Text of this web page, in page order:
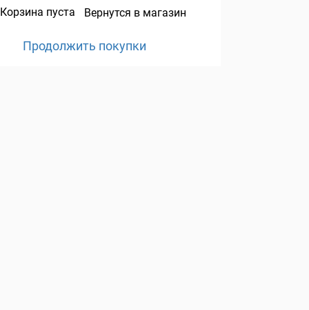
Корзина пуста Вернутся в магазин
Продолжить покупки